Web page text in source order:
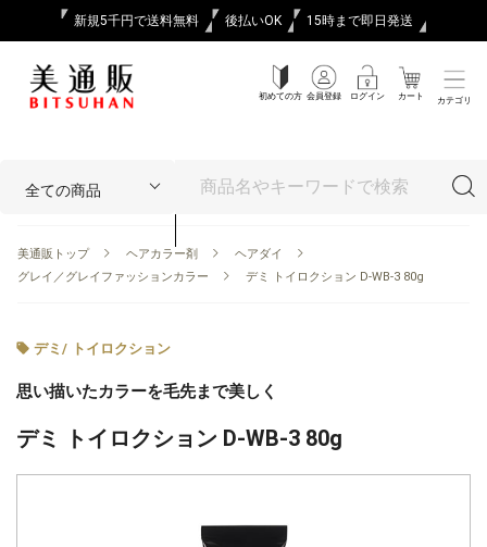
新規5千円で送料無料 後払いOK 15時まで即日発送
初めての方 会員登録 ログイン カート カテゴリ
美通販トップ ヘアカラー剤
ヘアダイ
グレイ／グレイファッションカラー
デミ トイロクション D-WB-3 80g
デミ / トイロクション
思い描いたカラーを毛先まで美しく
デミ トイロクション D-WB-3 80g